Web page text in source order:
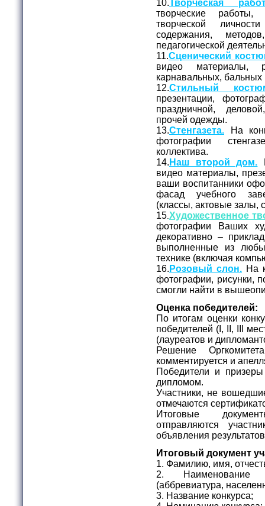
10.Творческая
творческие
творческой
содержания,
педагогической
11.Сценический
видео материалы,
карнавальных,
12.Стильный
презентации,
праздничной,
прочей одежды.
13.Стенгазета. На
фотографии
коллектива.
14. Наш второй дом.
видео материалы,
ваши воспитанники
фасад учебного
(классы, актовые залы,
15.Художественное
фотографии Ваших
декоративно –
выполненные из
технике (включая
16. Розовый слон. На
фотографии, рисунки,
смогли найти в
Оценка победителей:
По итогам оценки
победителей (I, II, III
(лауреатов и
Решение
комментируется и
Победители и
дипломом.
Участники, не
отмечаются
Итоговые
отправляются
объявления
Итоговый документ
1. Фамилию, имя,
2. Наименование
(аббревиатура,
3. Название конкурса;